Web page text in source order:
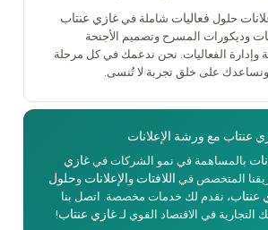
حلول فعاليات شاملة في غازي عنتاب
وديكورات المسرح وتصميم الأجنحة
وإدارة الفعاليات. نحن ندعمك في كل مرحلة
على خلق تجربة لا تُنسى.
عنتاب مع ورشة الإعلانات
بالمساهمة في نمو الشركات في غازي
المتخصص في اللافتات والإعلانات وحلول
عنتاب، نقدم لك خدمات مخصصة. اتصل بنا
في الاقتصاد القوي لـغازي عنتاب!